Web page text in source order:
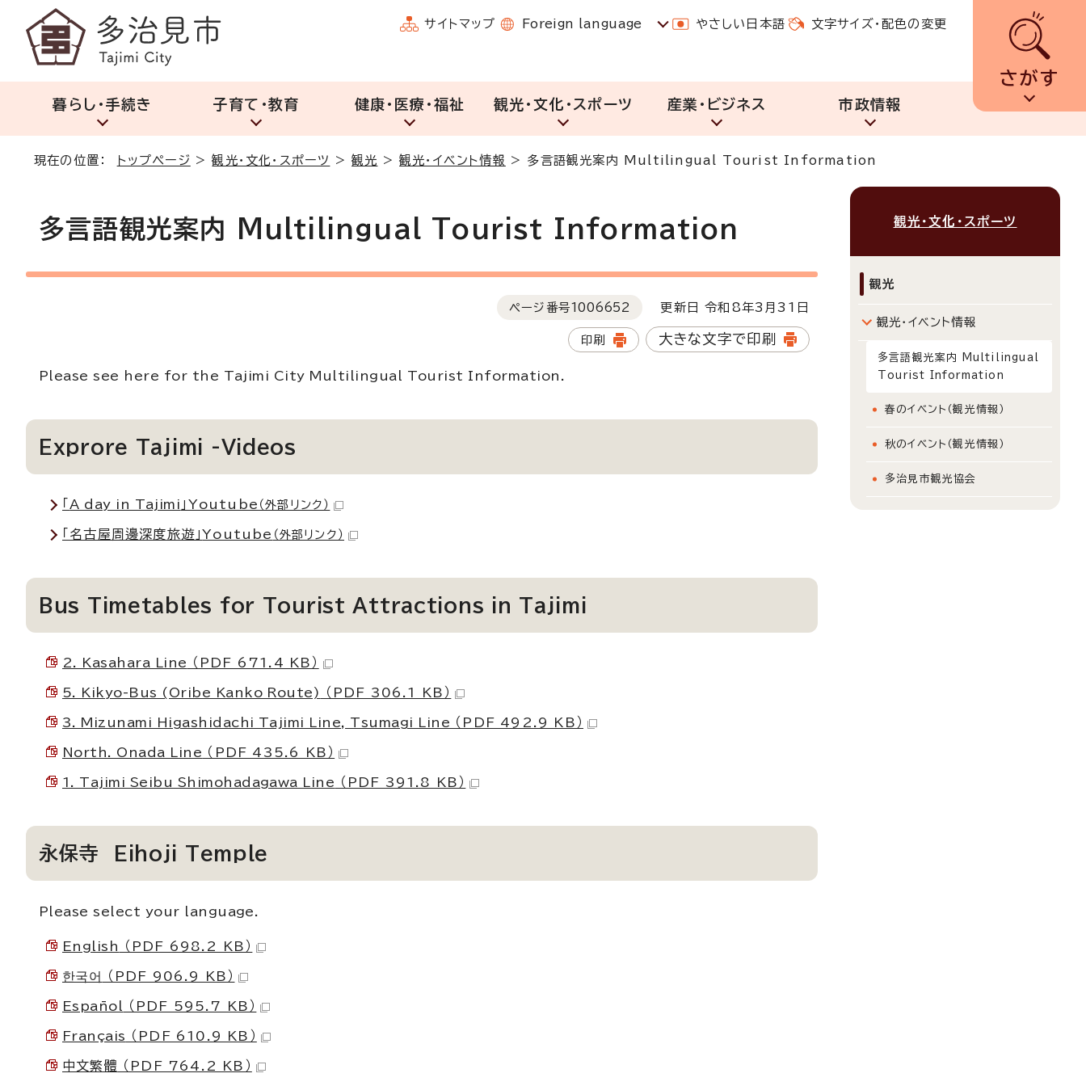
サイトマップ Foreign language やさしい日本語 文字サイズ・配色の変更
さがす
暮らし・手続き 子育て・教育 健康・医療・福祉 観光・文化・スポーツ 産業・ビジネス 市政情報
現在の位置： トップページ >観光・文化・スポーツ >観光 >観光・イベント情報 > 多言語観光案内 Multilingual Tourist Information
多言語観光案内 Multilingual Tourist Information
ページ番号1006652 更新日 令和8年3月31日
印刷 大きな文字で印刷
Please see here for the Tajimi City Multilingual Tourist Information.
Exprore Tajimi -Videos
A day in Tajimi 」Youtube （外部リンク）
「名古屋周邊深度旅遊」Youtube （外部リンク）
Bus Timetables for Tourist Attractions in Tajimi
2. Kasahara Line （PDF 671.4 KB）
5. Kikyo-Bus (Oribe Kanko Route) （PDF 306.1 KB）
3. Mizunami Higashidachi Tajimi Line, Tsumagi Line （PDF 492.9 KB）
North. Onada Line （PDF 435.6 KB）
1. Tajimi Seibu Shimohadagawa Line （PDF 391.8 KB）
永保寺 Eihoji Temple
Please select your language.
English （PDF 698.2 KB）
한국어 （PDF 906.9 KB）
Español （PDF 595.7 KB）
Français （PDF 610.9 KB）
中文繁體 （PDF 764.2 KB）
観光・文化・スポーツ
観光
観光・イベント情報
多言語観光案内 Multilingual
Tourist Information
春のイベント（観光情報）
秋のイベント（観光情報）
多治見市観光協会